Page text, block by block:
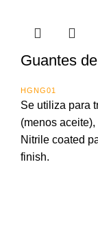
Guantes
HGNG01
Se utiliza para
(menos aceite),
Nitrile coated
finish.